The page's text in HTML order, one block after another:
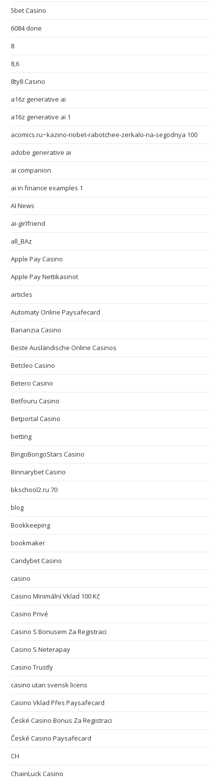
5bet Casino
6084 done
8
8,6
8ty8 Casino
a16z generative ai
a16z generative ai 1
acomics.ru~kazino-riobet-rabotchee-zerkalo-na-segodnya 100
adobe generative ai
ai companion
ai in finance examples 1
AI News
ai-girlfriend
all_BAz
Apple Pay Casino
Apple Pay Nettikasinot
articles
Automaty Online Paysafecard
Bananzia Casino
Beste Ausländische Online Casinos
Betcleo Casino
Betero Casino
Betfouru Casino
Betportal Casino
betting
BingoBongoStars Casino
Binnarybet Casino
bkschool2.ru 70
blog
Bookkeeping
bookmaker
Candybet Casino
casino
Casino Minimální Vklad 100 Kč
Casino Privé
Casino S Bonusem Za Registraci
Casino S Neterapay
Casino Trustly
casino utan svensk licens
Casino Vklad Přes Paysafecard
České Casino Bonus Za Registraci
České Casino Paysafecard
CH
ChainLuck Casino